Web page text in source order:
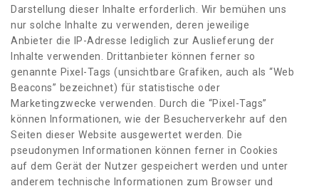
Darstellung dieser Inhalte erforderlich. Wir bemühen uns
nur solche Inhalte zu verwenden, deren jeweilige
Anbieter die IP-Adresse lediglich zur Auslieferung der
Inhalte verwenden. Drittanbieter können ferner so
genannte Pixel-Tags (unsichtbare Grafiken, auch als “Web
Beacons” bezeichnet) für statistische oder
Marketingzwecke verwenden. Durch die “Pixel-Tags”
können Informationen, wie der Besucherverkehr auf den
Seiten dieser Website ausgewertet werden. Die
pseudonymen Informationen können ferner in Cookies
auf dem Gerät der Nutzer gespeichert werden und unter
anderem technische Informationen zum Browser und